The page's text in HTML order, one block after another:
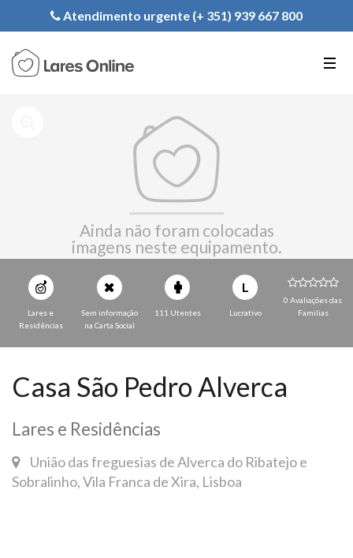
Registe a sua Instituição
Atendimento urgente (+ 351) 939 667 800
Ainda não foram colocadas
imagens neste equipamento.
Lares e
Residências
Sem informação
na Carta Social
111 Utentes
L
Lucrativo
0 Avaliações das
Familias
Casa São Pedro Alverca
Lares e Residências
União das freguesias de Alverca do Ribatejo e
Sobralinho, Vila Franca de Xira, Lisboa